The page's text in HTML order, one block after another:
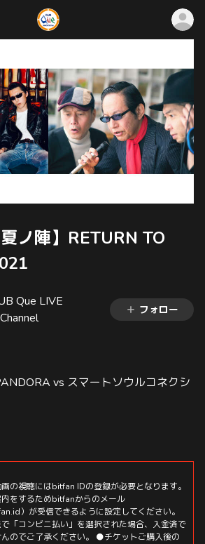
ノ陣】RETURN TO
Que LIVE
フォロー
vs スマートソウルコネクシ
の視聴にはbitfan IDの登録が必要となります。
をするためbitfanからのメール
）が受信できるように設定してください。
「コンビニ払い」を選択された場合、入金済で
のでご了承ください。 ●チケットご購入後の